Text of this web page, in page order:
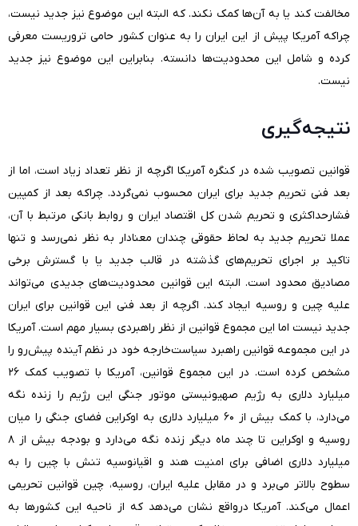
مخالفت کند یا به آن‌ها کمک نکند. که البته این موضوع نیز جدید نیست،
چراکه آمریکا پیش از این ایران را به عنوان کشور حامی تروریست معرفی
کرده و شامل این محدودیت‌ها دانسته. بنابراین این موضوع نیز جدید
نیست.
نتیجه‌گیری
قوانین تصویب شده در کنگره آمریکا اگرچه از نظر تعداد زیاد است، اما از
بعد فنی تحریم جدید برای ایران محسوب نمی‌گردد. چراکه بعد از کمپین
فشارحداکثری و تحریم شدن کل اقتصاد ایران و روابط بانکی مرتبط با آن،
عملا تحریم جدید به لحاظ حقوقی چندان معنادار به نظر نمی‌رسد و تنها
تاکید بر اجرای تحریم‌های گذشته در قالب جدید یا با گسترش برخی
مصادیق محدود است. البته این قوانین محدودیت‌های جدیدی می‌تواند
علیه چین و روسیه ایجاد کند. اگرچه از بعد فنی این قوانین برای ایران
جدید نیست اما این مجموع قوانین از نظر راهبردی بسیار مهم است. آمریکا
در این مجموعه قوانین راهبرد سیاست‌خارجه خود در نظم آینده پیش‌رو را
مشخص کرده است. در این مجموع قوانین، آمریکا با تصویب کمک ۲۶
میلیارد دلاری به رژیم صهیونیستی موتور جنگی این رژیم را زنده نگه
می‌دارد، با کمک بیش از ۶۰ میلیارد دلاری به اوکراین فضای جنگی را میان
روسیه و اوکراین تا چند ماه دیگر زنده نگه می‌دارد و بودجه بیش از ۸
میلیارد دلاری اضافی برای امنیت هند و اقیانوسیه تنش با چین را به
سطوح بالاتر می‌برد و در مقابل علیه ایران، روسیه، چین قوانین تحریمی
اعمال می‌کند. آمریکا درواقع نشان می‌دهد که از ناحیه این کشورها به